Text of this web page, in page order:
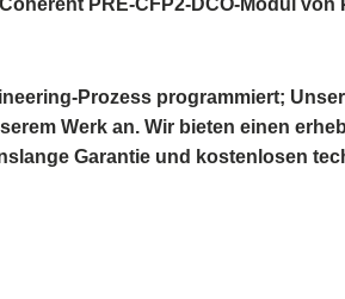
Prozess programmiert;
Werk an. Wir bieten einen
Garantie und kostenlosen